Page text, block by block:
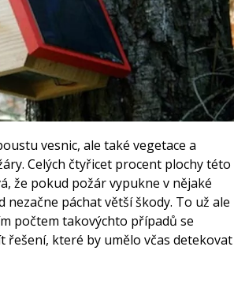
vesnic, ale také vegetace a
Celých čtyřicet procent plochy této
že pokud požár vypukne v nějaké
páchat větší škody. To už ale
počtem takovýchto případů se
řešení, které by umělo včas detekovat